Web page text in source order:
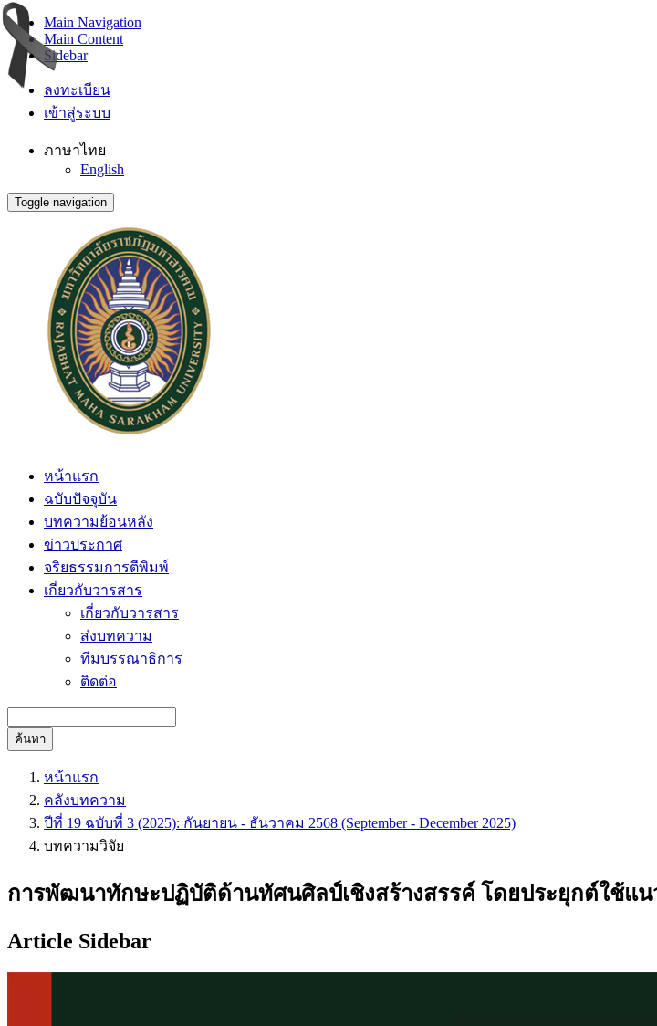
Main Navigation
Main Content
Sidebar
ลงทะเบียน
เข้าสู่ระบบ
ภาษาไทย
English
Toggle navigation
หน้าแรก
ฉบับปัจจุบัน
บทความย้อนหลัง
ข่าวประกาศ
จริยธรรมการตีพิมพ์
เกี่ยวกับวารสาร
เกี่ยวกับวารสาร
ส่งบทความ
ทีมบรรณาธิการ
ติดต่อ
ค้นหา
หน้าแรก
คลังบทความ
ปีที่ 19 ฉบับที่ 3 (2025): กันยายน - ธันวาคม 2568 (September - December 2025)
บทความวิจัย
การพัฒนาทักษะปฏิบัติด้านทัศนศิลป์เชิงสร้างสรรค์ โดยประยุกต์ใช้แ
Article Sidebar